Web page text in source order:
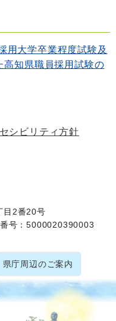
用大学卒業程度試験及
高知県職員採用試験の
シビリティ方針
目2番20号
号：5000020390003
県庁周辺のご案内